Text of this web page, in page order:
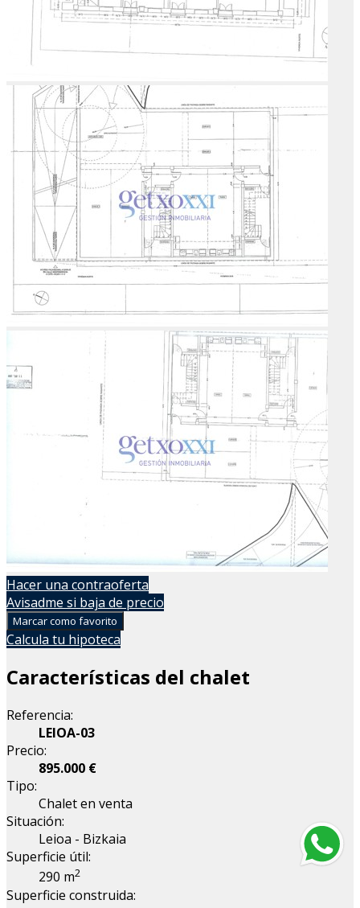
Hacer una contraoferta
Avisadme si baja de precio
Marcar como favorito
Calcula tu hipoteca
Características del chalet
Referencia:
LEIOA-03
Precio:
895.000 €
Tipo:
Chalet en venta
Situación:
Leioa - Bizkaia
Superficie útil:
290 m2
Superficie construida: